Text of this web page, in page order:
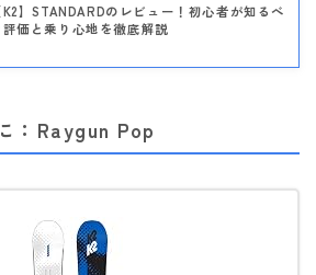
K2】STANDARDのレビュー！初心者が知るべ
評価と乗り心地を徹底解説
：Raygun Pop